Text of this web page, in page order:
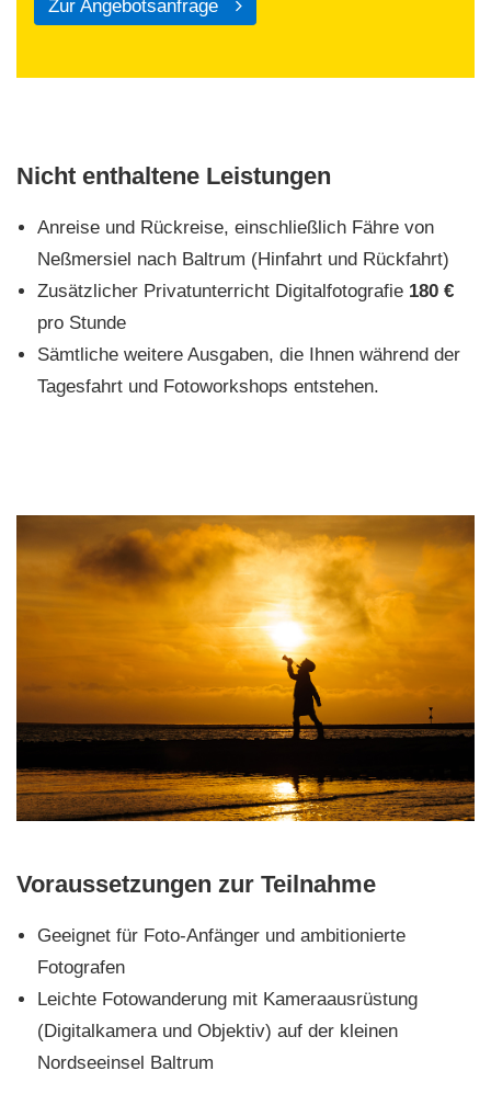
Zur Angebotsanfrage
Nicht enthaltene Leistungen
Anreise und Rückreise, einschließlich Fähre von
Neßmersiel nach Baltrum (Hinfahrt und Rückfahrt)
Zusätzlicher Privatunterricht Digitalfotografie 180 €
pro Stunde
Sämtliche weitere Ausgaben, die Ihnen während der
Tagesfahrt und Fotoworkshops entstehen.
Voraussetzungen zur Teilnahme
Geeignet für Foto-Anfänger und ambitionierte
Fotografen
Leichte Fotowanderung mit Kameraausrüstung
(Digitalkamera und Objektiv) auf der kleinen
Nordseeinsel Baltrum